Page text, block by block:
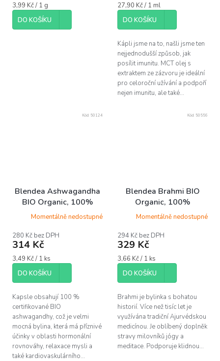
Měrná
cena:
3,99 Kč / 1 g
DO KOŠÍKU
z
hvězdiček.
Měrná
cena:
27,90 Kč / 1 ml
DO KOŠÍKU
Kápli jsme na to, našli jsme ten
nejjednodušší způsob, jak
posílit imunitu. MCT olej s
extraktem ze zázvoru je ideální
pro celoroční užívání a podpoří
nejen imunitu, ale také...
Blendea Ashwagandha
BIO Organic, 100%
rostlinné, 90 kapslí
Momentálně nedostupné
280 Kč bez DPH
314 Kč
Měrná
cena:
3,49 Kč / 1 ks
DO KOŠÍKU
Kapsle obsahují 100 %
certifikované BIO
ashwagandhy, což je velmi
mocná bylina, která má příznivé
účinky v oblasti hormonální
rovnováhy, relaxace mysli a
také kardiovaskulárního...
Kód: 50124
Blendea Brahmi BIO
Organic, 100%
rostlinné, 90 kapslí
Momentálně nedostupné
294 Kč bez DPH
329 Kč
Měrná
cena:
3,66 Kč / 1 ks
DO KOŠÍKU
Brahmi je bylinka s bohatou
historií. Více než tisíc let je
využívána tradiční Ajurvédskou
medicínou. Je oblíbený doplněk
stravy milovníků jógy a
meditace. Podporuje klidnou...
Kód: 50556